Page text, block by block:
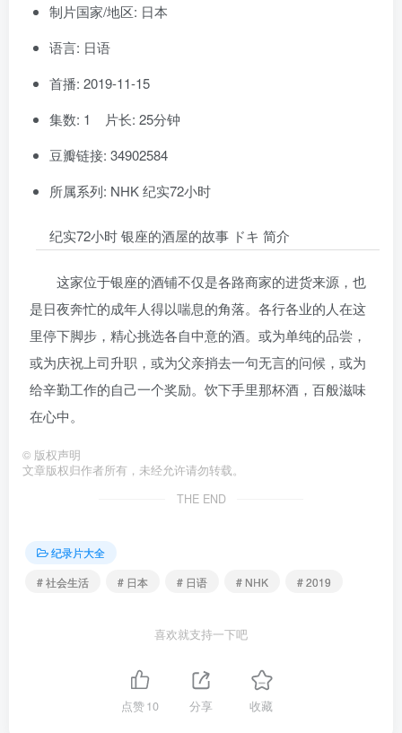
制片国家/地区: 日本
语言: 日语
首播: 2019-11-15
集数: 1 片长: 25分钟
豆瓣链接: 34902584
所属系列: NHK 纪实72小时
纪实72小时 银座的酒屋的故事 ドキ 简介
这家位于银座的酒铺不仅是各路商家的进货来源，也
是日夜奔忙的成年人得以喘息的角落。各行各业的人在这
里停下脚步，精心挑选各自中意的酒。或为单纯的品尝，
或为庆祝上司升职，或为父亲捎去一句无言的问候，或为
给辛勤工作的自己一个奖励。饮下手里那杯酒，百般滋味
在心中。
© 版权声明
文章版权归作者所有，未经允许请勿转载。
THE END
纪录片大全
# 社会生活
# 日本 # 日语 # NHK # 2019
喜欢就支持一下吧
点赞10 分享 收藏